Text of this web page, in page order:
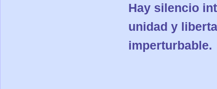
Hay silencio
unidad y
imperturbable.